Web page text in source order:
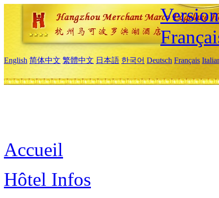
English 简体中文 繁體中文 日本語 한국어 Deutsch Français
Accueil
Hôtel Infos